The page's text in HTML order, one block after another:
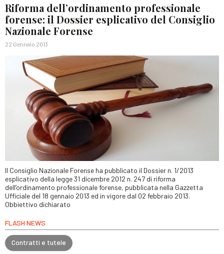
Riforma dell’ordinamento professionale
forense: il Dossier esplicativo del Consiglio
Nazionale Forense
22 Gennaio 2013
Il Consiglio Nazionale Forense ha pubblicato il Dossier n. 1/2013
esplicativo della legge 31 dicembre 2012 n. 247 di riforma
dell’ordinamento professionale forense, pubblicata nella Gazzetta
Ufficiale del 18 gennaio 2013 ed in vigore dal 02 febbraio 2013.
Obbiettivo dichiarato
FLASH NEWS
Contratti e tutele